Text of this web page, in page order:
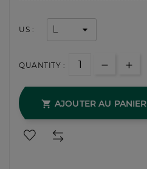
US :
QUANTITY :
 AJOUTER AU PANIER